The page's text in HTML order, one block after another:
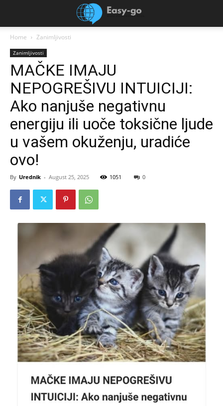
Home Zanimljivosti
Zanimljivosti
MAČKE IMAJU
NEPOGREŠIVU INTUICIJI:
Ako nanjuše negativnu
energiju ili uoče toksične ljude
u vašem okuženju, uradiće
ovo!
By Urednik - August 25, 2025 1051 0